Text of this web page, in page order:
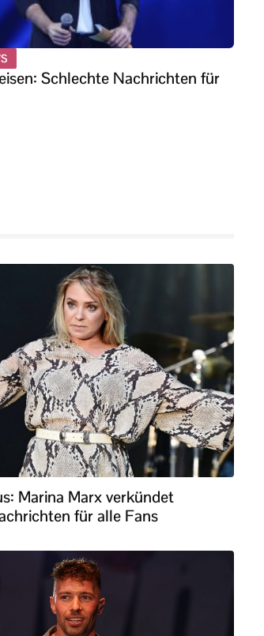
Schlechte Nachrichten für
Marina Marx verkündet
für alle Fans